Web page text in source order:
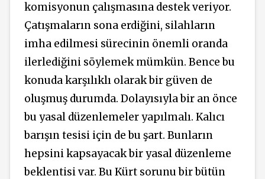
komisyonun çalışmasına destek veriyor.
Çatışmaların sona erdiğini, silahların
imha edilmesi sürecinin önemli oranda
ilerlediğini söylemek mümkün. Bence bu
konuda karşılıklı olarak bir güven de
oluşmuş durumda. Dolayısıyla bir an önce
bu yasal düzenlemeler yapılmalı. Kalıcı
barışın tesisi için de bu şart. Bunların
hepsini kapsayacak bir yasal düzenleme
beklentisi var. Bu Kürt sorunu bir bütün